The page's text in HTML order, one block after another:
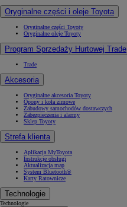
Oryginalne części i oleje Toyota
Oryginalne części Toyoty
Oryginalne oleje Toyoty
Program Sprzedaży Hurtowej Trade
Trade
Akcesoria
Oryginalne akcesoria Toyoty
Opony i koła zimowe
Zabudowy samochodów dostawczych
Zabezpieczenia i alarmy
Sklep Toyoty
Strefa klienta
Aplikacja MyToyota
Instrukcje obsługi
Aktualizacja map
System Bluetooth®
Karty Ratownicze
Technologie
Technologie